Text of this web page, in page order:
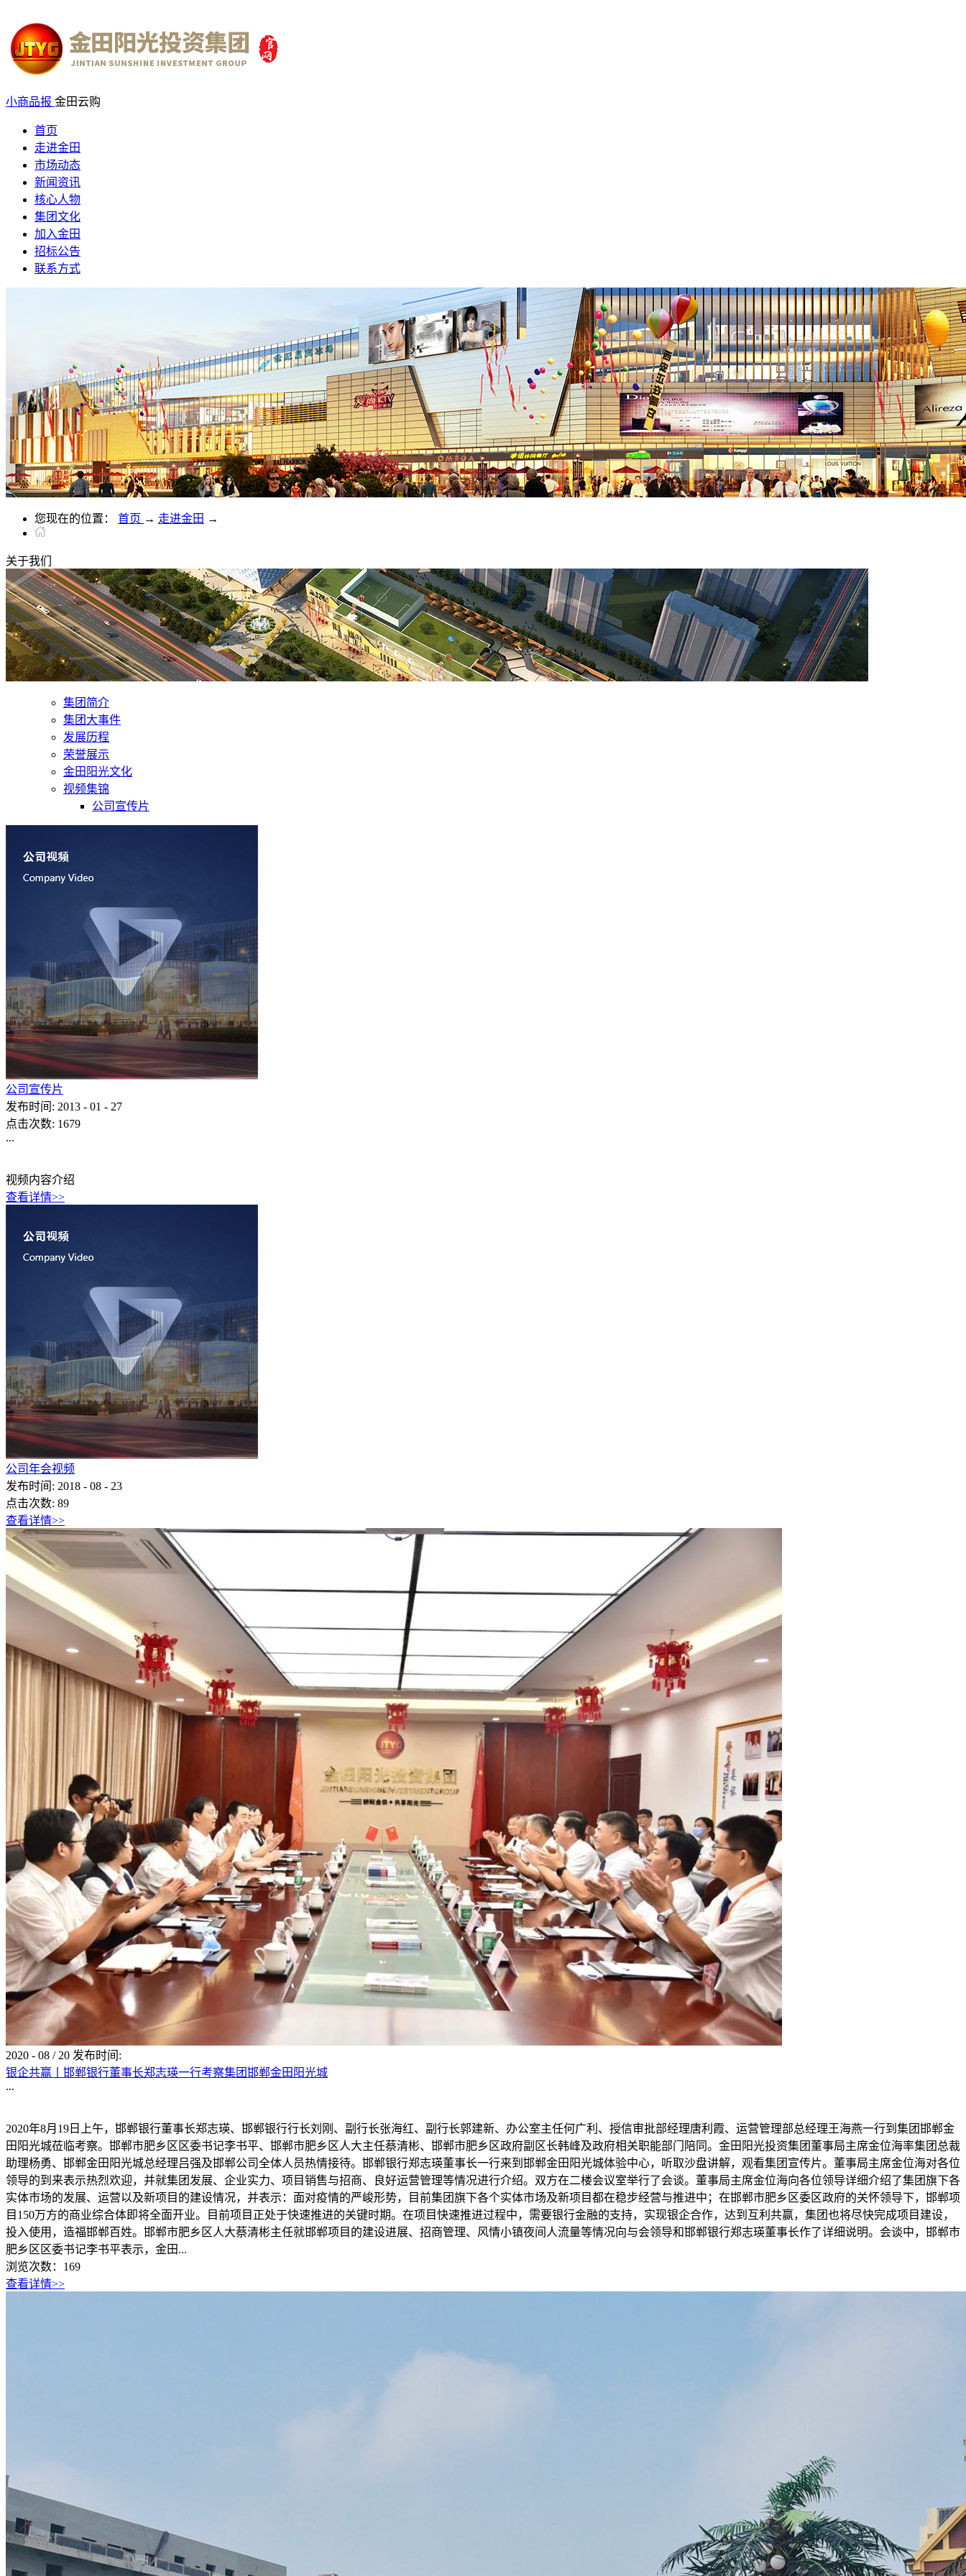
小商品报 金田云购
首页
走进金田
市场动态
新闻资讯
核心人物
集团文化
加入金田
招标公告
联系方式
您现在的位置： 首页 → 走进金田 →
关于我们
集团简介
集团大事件
发展历程
荣誉展示
金田阳光文化
视频集锦
公司宣传片
公司宣传片
发布时间: 2013 - 01 - 27
点击次数: 1679
...
视频内容介绍
查看详情>>
公司年会视频
发布时间: 2018 - 08 - 23
点击次数: 89
查看详情>>
2020 - 08 / 20 发布时间:
银企共赢丨邯郸银行董事长郑志瑛一行考察集团邯郸金田阳光城
...
2020年8月19日上午，邯郸银行董事长郑志瑛、邯郸银行行长刘刚、副行长张海红、副行长郭建新、办公室主任何广利、授信审批部经理唐利霞、运营管理部总经理王海燕一行到集团邯郸金
田阳光城莅临考察。邯郸市肥乡区区委书记李书平、邯郸市肥乡区人大主任蔡清彬、邯郸市肥乡区政府副区长韩峰及政府相关职能部门陪同。金田阳光投资集团董事局主席金位海率集团总裁
助理杨勇、邯郸金田阳光城总经理吕强及邯郸公司全体人员热情接待。邯郸银行郑志瑛董事长一行来到邯郸金田阳光城体验中心，听取沙盘讲解，观看集团宣传片。董事局主席金位海对各位
领导的到来表示热烈欢迎，并就集团发展、企业实力、项目销售与招商、良好运营管理等情况进行介绍。双方在二楼会议室举行了会谈。董事局主席金位海向各位领导详细介绍了集团旗下各
实体市场的发展、运营以及新项目的建设情况，并表示：面对疫情的严峻形势，目前集团旗下各个实体市场及新项目都在稳步经营与推进中；在邯郸市肥乡区委区政府的关怀领导下，邯郸项
目150万方的商业综合体即将全面开业。目前项目正处于快速推进的关键时期。在项目快速推进过程中，需要银行金融的支持，实现银企合作，达到互利共赢，集团也将尽快完成项目建设，
投入使用，造福邯郸百姓。邯郸市肥乡区人大蔡清彬主任就邯郸项目的建设进展、招商管理、风情小镇夜间人流量等情况向与会领导和邯郸银行郑志瑛董事长作了详细说明。会谈中，邯郸市
肥乡区区委书记李书平表示，金田...
浏览次数： 169
查看详情>>